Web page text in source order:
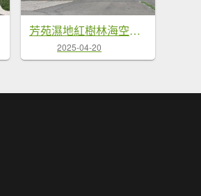
芳苑濕地紅樹林海空步道
2025-04-20